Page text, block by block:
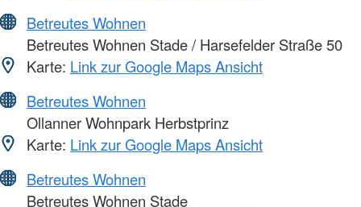
Betreutes Wohnen
Betreutes Wohnen Stade / Harsefelder Straße 50
Karte: Link zur Google Maps Ansicht
Betreutes Wohnen
Ollanner Wohnpark Herbstprinz
Karte: Link zur Google Maps Ansicht
Betreutes Wohnen
Betreutes Wohnen Stade